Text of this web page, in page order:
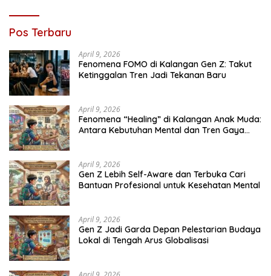
Pos Terbaru
April 9, 2026
Fenomena FOMO di Kalangan Gen Z: Takut
Ketinggalan Tren Jadi Tekanan Baru
April 9, 2026
Fenomena “Healing” di Kalangan Anak Muda:
Antara Kebutuhan Mental dan Tren Gaya
April 9, 2026
Gen Z Lebih Self-Aware dan Terbuka Cari
Bantuan Profesional untuk Kesehatan Mental
April 9, 2026
Gen Z Jadi Garda Depan Pelestarian Budaya
Lokal di Tengah Arus Globalisasi